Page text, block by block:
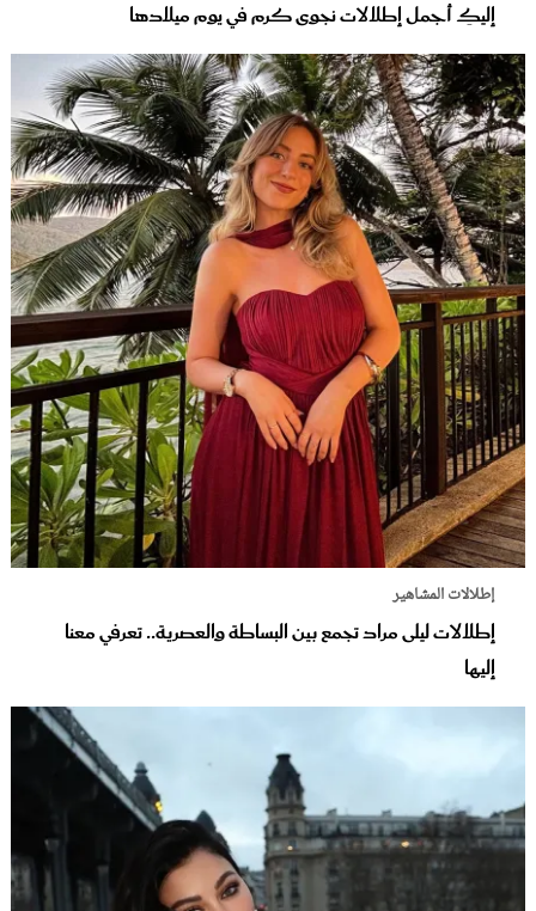
إليكِ أجمل إطلالات نجوى كرم في يوم ميلادها
إطلالات المشاهير
إطلالات ليلى مراد تجمع بين البساطة والعصرية.. تعرفي معنا
إليها